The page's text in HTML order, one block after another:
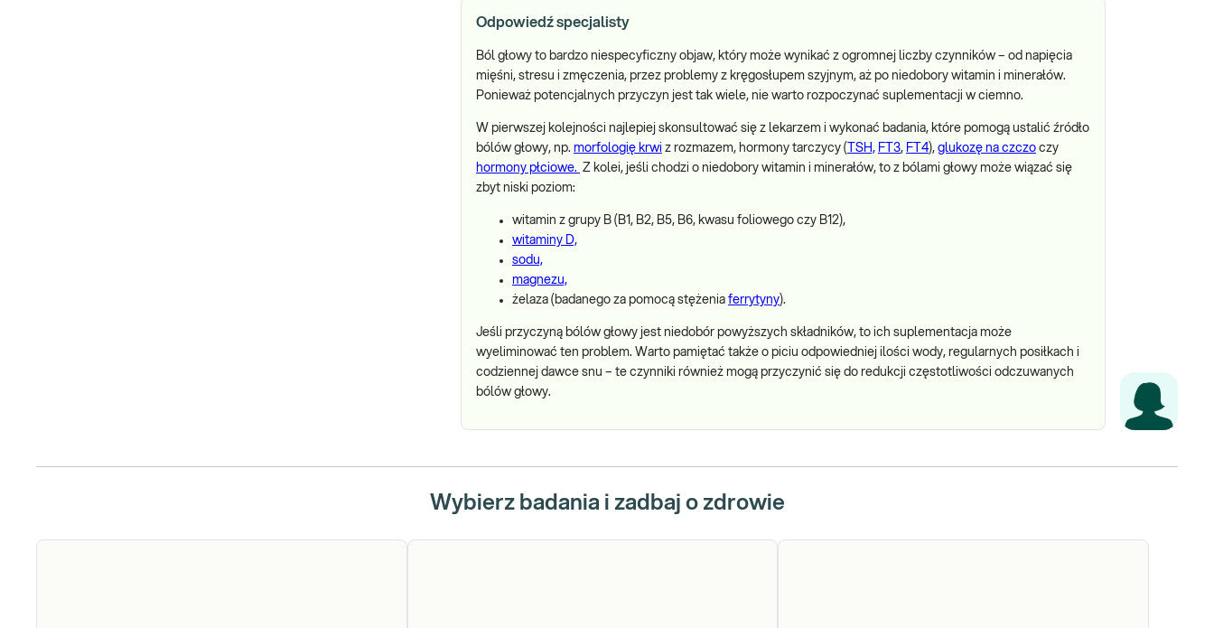
Odpowiedź specjalisty
Ból głowy to bardzo niespecyficzny objaw, który może wynikać z ogromnej liczby czynników – od napięcia
mięśni, stresu i zmęczenia, przez problemy z kręgosłupem szyjnym, aż po niedobory witamin i minerałów.
Ponieważ potencjalnych przyczyn jest tak wiele, nie warto rozpoczynać suplementacji w ciemno.
W pierwszej kolejności najlepiej skonsultować się z lekarzem i wykonać badania, które pomogą ustalić źródło
bólów głowy, np. morfologię krwi z rozmazem, hormony tarczycy ( TSH, FT3, FT4), glukozę na czczo czy
hormony płciowe. Z kolei, jeśli chodzi o niedobory witamin i minerałów, to z bólami głowy może wiązać się
zbyt niski poziom:
witamin z grupy B (B1, B2, B5, B6, kwasu foliowego czy B12),
witaminy D,
sodu,
magnezu,
żelaza (badanego za pomocą stężenia ferrytyny).
Jeśli przyczyną bólów głowy jest niedobór powyższych składników, to ich suplementacja może
wyeliminować ten problem. Warto pamiętać także o piciu odpowiedniej ilości wody, regularnych posiłkach i
codziennej dawce snu – te czynniki również mogą przyczynić się do redukcji częstotliwości odczuwanych
bólów głowy.
Wybierz badania i zadbaj o zdrowie